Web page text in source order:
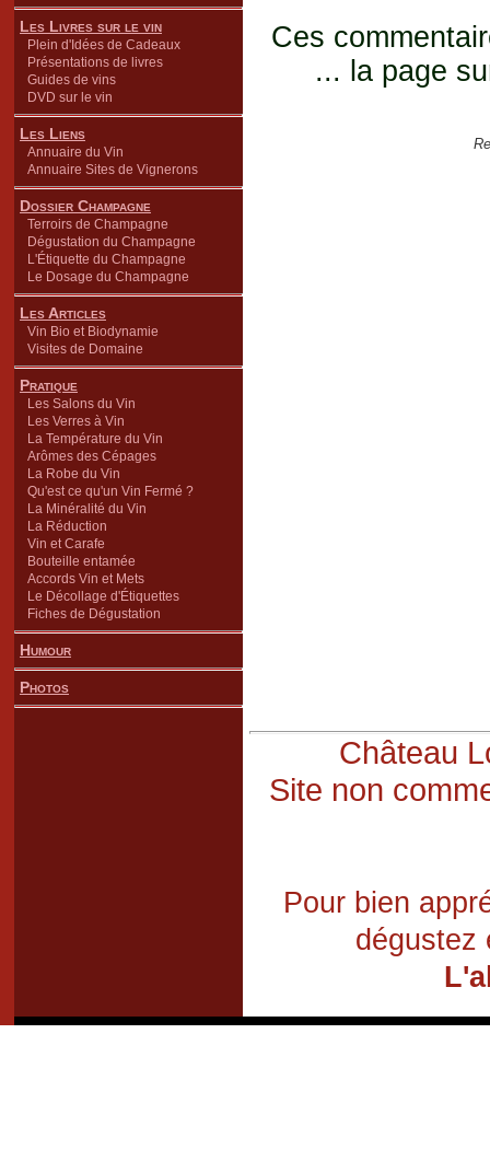
Les Livres sur le vin
Plein d'Idées de Cadeaux
Présentations de livres
Guides de vins
DVD sur le vin
Les Liens
Annuaire du Vin
Annuaire Sites de Vignerons
Dossier Champagne
Terroirs de Champagne
Dégustation du Champagne
L'Étiquette du Champagne
Le Dosage du Champagne
Les Articles
Vin Bio et Biodynamie
Visites de Domaine
Pratique
Les Salons du Vin
Les Verres à Vin
La Température du Vin
Arômes des Cépages
La Robe du Vin
Qu'est ce qu'un Vin Fermé ?
La Minéralité du Vin
La Réduction
Vin et Carafe
Bouteille entamée
Accords Vin et Mets
Le Décollage d'Étiquettes
Fiches de Dégustation
Humour
Photos
Ces
... la page
Château
Site non
Pour bien
dégustez